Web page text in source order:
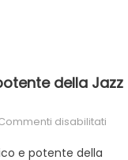
della Jazz
disabilitati
e potente della